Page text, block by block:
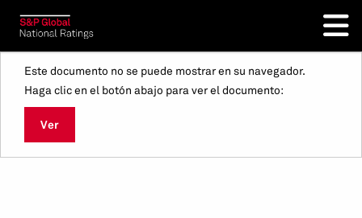
Este documento no se puede mostrar en su navegador.
Haga clic en el botón abajo para ver el documento:
Ver